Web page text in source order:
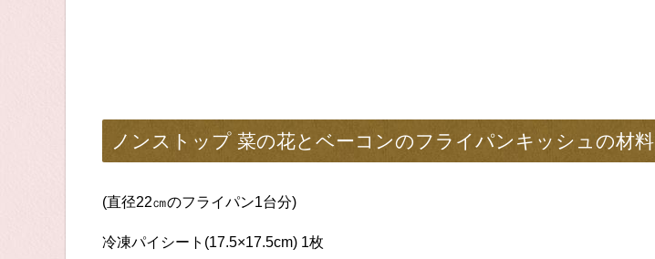
ノンストップ 菜の花とベーコンのフライパンキッシュの材料
(直径22㎝のフライパン1台分)
冷凍パイシート(17.5×17.5cm) 1枚